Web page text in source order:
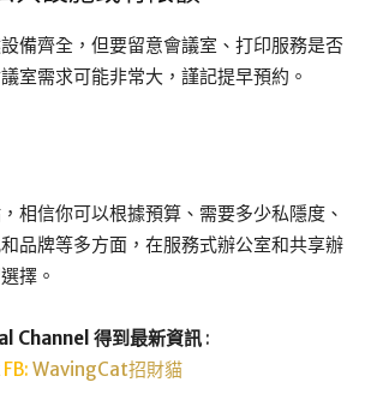
備齊全，但要留意會議室、打印服務是否
室需求可能非常大，謹記提早預約。
相信你可以根據預算、需要多少私隱度、
品牌等多方面，在服務式辦公室和共享辦
擇。
Channel 得到最新資訊 :
FB: WavingCat招財貓